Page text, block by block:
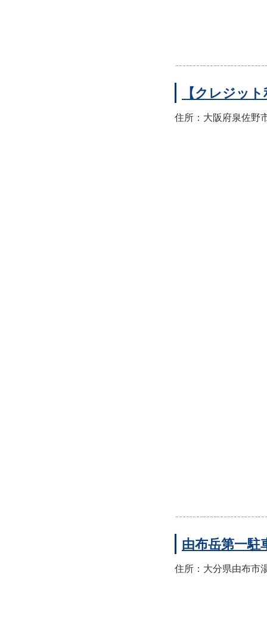
【クレジッ
住所：大阪府泉佐野
由布岳第一駐
住所：大分県由布市